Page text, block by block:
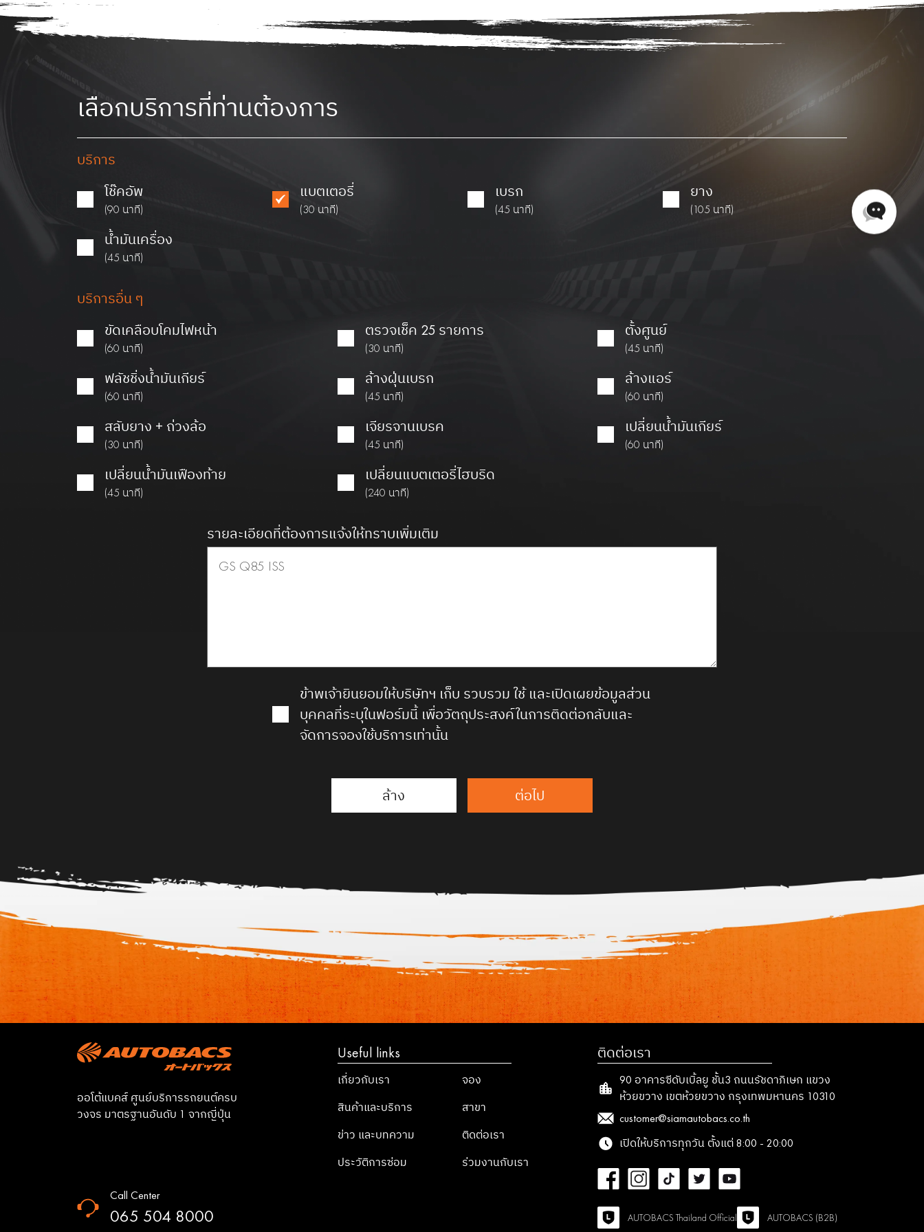
เลือกบริการที่ท่านต้องการ
บริการ
โช๊คอัพ
(90 นาที)
แบตเตอรี่
(30 นาที)
เบรก
(45 นาที)
ยาง
(105 นาที)
น้ำมันเครื่อง
(45 นาที)
บริการอื่น ๆ
ขัดเคลือบโคมไฟหน้า
(60 นาที)
ตรวจเช็ค 25 รายการ
(30 นาที)
ตั้งศูนย์
(45 นาที)
ฟลัชชิ่งน้ำมันเกียร์
(60 นาที)
ล้างฝุ่นเบรก
(45 นาที)
ล้างแอร์
(60 นาที)
สลับยาง + ถ่วงล้อ
(30 นาที)
เจียรจานเบรค
(45 นาที)
เปลี่ยนน้ำมันเกียร์
(60 นาที)
เปลี่ยนน้ำมันเฟืองท้าย
(45 นาที)
เปลี่ยนแบตเตอรี่ไฮบริด
(240 นาที)
รายละเอียดที่ต้องการแจ้งให้ทราบเพิ่มเติม
ข้าพเจ้ายินยอมให้บริษัทฯ เก็บ รวบรวม ใช้ และเปิดเผยข้อมูลส่วน
บุคคลที่ระบุในฟอร์มนี้ เพื่อวัตถุประสงค์ในการติดต่อกลับและ
จัดการจองใช้บริการเท่านั้น
ล้าง ต่อไป
ออโต้แบคส์ ศูนย์บริการรถยนต์ครบ
วงจร มาตรฐานอันดับ 1 จากญี่ปุ่น
Call Center
065 504 8000
Useful links
เกี่ยวกับเรา
สินค้าและบริการ
ข่าว และบทความ
ประวัติการซ่อม
จอง
สาขา
ติดต่อเรา
ร่วมงานกับเรา
ติดต่อเรา
90 อาคารซีดับเบิ้ลยู ชั้น3 ถนนรัชดาภิเษก แขวง
ห้วยขวาง เขตห้วยขวาง กรุงเทพมหานคร 10310
customer@siamautobacs.co.th
เปิดให้บริการทุกวัน ตั้งแต่ 8:00 - 20:00
AUTOBACS Thailand Official AUTOBACS (B2B)